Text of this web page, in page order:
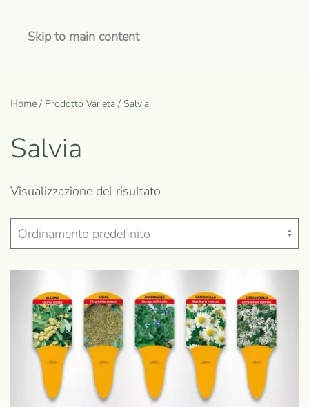
Skip to main content
Home/ Prodotto Varietà / Salvia
Salvia
Visualizzazione del risultato